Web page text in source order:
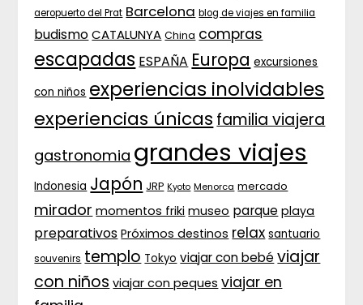
aeropuerto del Prat Barcelona blog de viajes en familia
budismo CATALUNYA China compras
escapadas ESPAÑA Europa excursiones
con niños experiencias inolvidables
experiencias únicas familia viajera
gastronomia grandes viajes
Indonesia Japón JRP Kyoto Menorca mercado
mirador momentos friki museo parque playa
preparativos Próximos destinos relax santuario
souvenirs templo Tokyo viajar con bebé viajar
con niños viajar con peques viajar en